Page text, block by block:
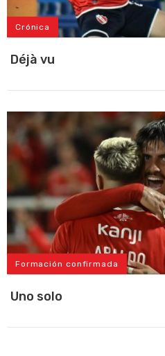
Crónica
Déjà vu
Formación confirmada
Uno solo